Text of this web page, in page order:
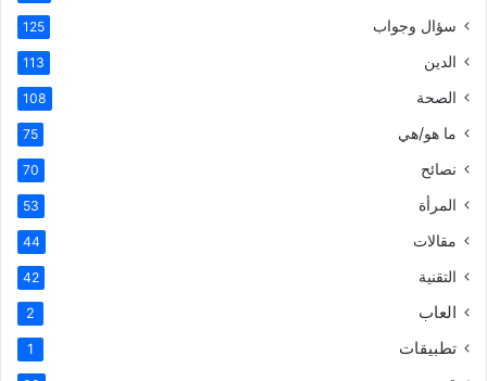
سؤال وجواب 125
الدين 113
الصحة 108
ما هو/هي 75
نصائح 70
المرأة 53
مقالات 44
التقنية 42
العاب 2
تطبيقات 1